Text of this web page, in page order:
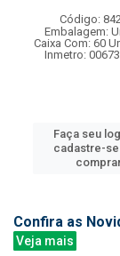
Código:
Embalagem:
Caixa Com: 60
Inmetro:
Faça seu
cadastre-
Confira as
Veja mais